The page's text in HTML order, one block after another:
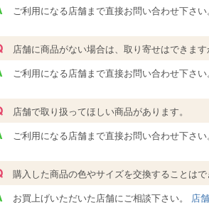
ご利用になる店舗まで直接お問い合わせ下さい
店舗に商品がない場合は、取り寄せはできます
ご利用になる店舗まで直接お問い合わせ下さい
店舗で取り扱ってほしい商品があります。
ご利用になる店舗まで直接お問い合わせ下さい
購入した商品の色やサイズを交換することはで
お買上げいただいた店舗にご相談下さい。 店